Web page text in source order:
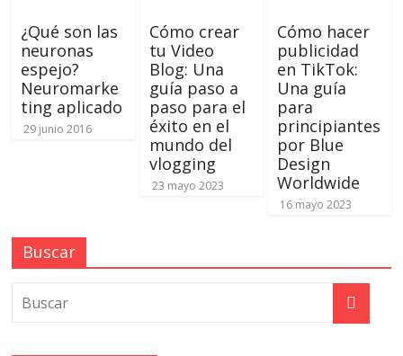
Medios
de
la
Agencia
Blue
filiales
en
Latina
¿Qué son las
neuronas
espejo?
Neuromarke
ting aplicado
29 junio 2016
Cómo crear
tu Video
Blog: Una
guía paso a
paso para el
éxito en el
mundo del
vlogging
23 mayo 2023
Cómo hacer
publicidad
en TikTok:
Una guía
para
principiantes
por Blue
Design
Worldwide
16 mayo 2023
Buscar